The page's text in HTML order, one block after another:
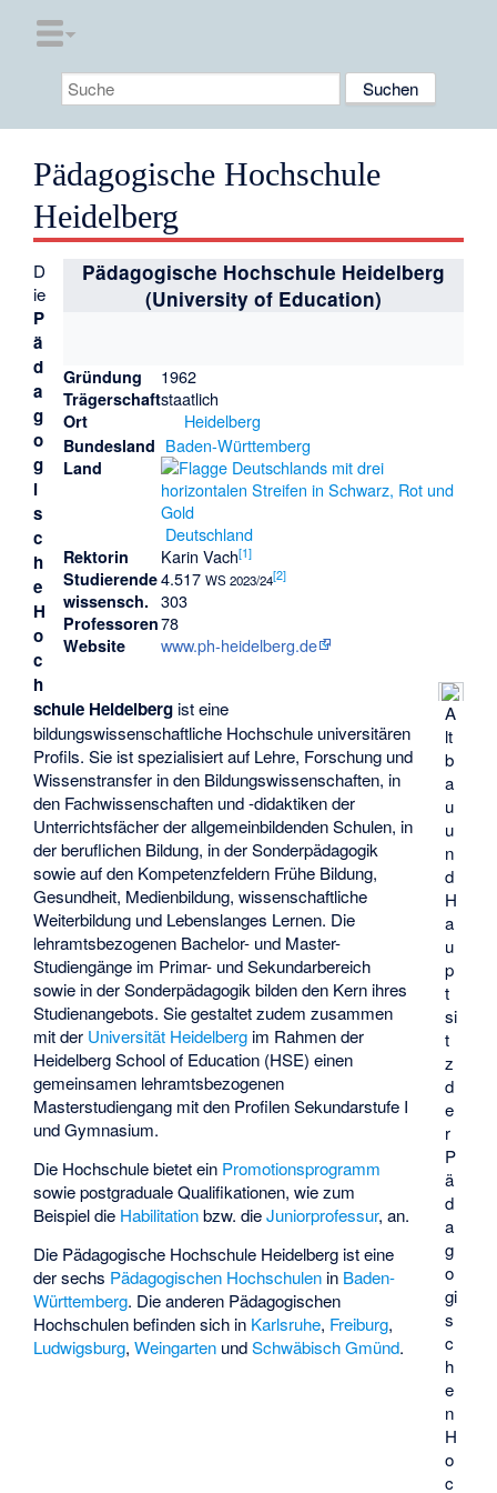
Pädagogische Hochschule
Heidelberg
Pädagogische Hochschule Heidelberg
(University of Education)
Gründung 1962
Trägerschaftstaatlich
Ort Heidelberg
Bundesland Baden-Württemberg
Land
Deutschland
Rektorin Karin Vach[1]
Studierende4.517 WS 2023/24[2]
wissensch. 303
Professoren78
Website www.ph-heidelberg.de
A
lt
b
a
u
u
n
d
H
a
u
p
t
si
t
z
d
e
r
P
ä
d
a
g
o
gi
s
c
h
e
n
H
o
c
D
ie
P
ä
d
a
g
o
g
i
s
c
h
e
H
o
c
h
schule Heidelberg ist eine
bildungswissenschaftliche Hochschule universitären
Profils. Sie ist spezialisiert auf Lehre, Forschung und
Wissenstransfer in den Bildungswissenschaften, in
den Fachwissenschaften und -didaktiken der
Unterrichtsfächer der allgemeinbildenden Schulen, in
der beruflichen Bildung, in der Sonderpädagogik
sowie auf den Kompetenzfeldern Frühe Bildung,
Gesundheit, Medienbildung, wissenschaftliche
Weiterbildung und Lebenslanges Lernen. Die
lehramtsbezogenen Bachelor- und Master-
Studiengänge im Primar- undSekundarbereich
sowie in der Sonderpädagogik bilden den Kern ihres
Studienangebots. Sie gestaltet zudem zusammen
mit der Universität Heidelberg im Rahmen der
Heidelberg School of Education (HSE) einen
gemeinsamen lehramtsbezogenen
Masterstudiengang mit den Profilen Sekundarstufe I
und Gymnasium.
Die Hochschule bietet ein Promotionsprogramm
sowie postgraduale Qualifikationen, wie zum
Beispiel die Habilitationbzw. dieJuniorprofessur, an.
Die Pädagogische Hochschule Heidelberg ist eine
der sechs Pädagogischen Hochschulen in Baden-
Württemberg. Die anderen Pädagogischen
Hochschulen befinden sich in Karlsruhe, Freiburg,
Ludwigsburg,Weingarten undSchwäbisch Gmünd.